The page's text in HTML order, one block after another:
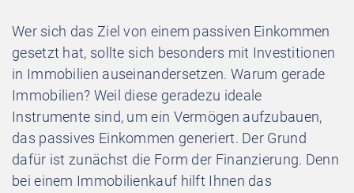
Wer sich das Ziel von einem passiven Einkommen
gesetzt hat, sollte sich besonders mit Investitionen
in Immobilien auseinandersetzen. Warum gerade
Immobilien? Weil diese geradezu ideale
Instrumente sind, um ein Vermögen aufzubauen,
das passives Einkommen generiert. Der Grund
dafür ist zunächst die Form der Finanzierung. Denn
bei einem Immobilienkauf hilft Ihnen das